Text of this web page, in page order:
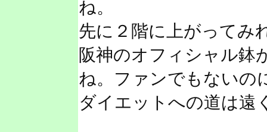
ね。
先に２階に上がってみ
阪神のオフィシャル鉢
ね。ファンでもないの
ダイエットへの道は遠